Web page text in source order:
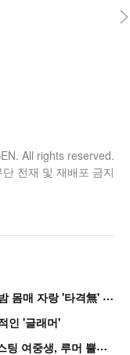
All rights reserved.
단 전재 및 재배포 금지
비
비, 성행위 연상 안무로 논란인데..워터밤 몸매 자랑 '타격無' 근황
인 '글래머'
“
연습생 아닙니다” 싸이 '흠뻑쇼' 즉석 캐스팅 여중생, 루머 뿔났다[Oh!쎈 이...